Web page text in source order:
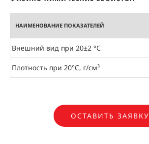
НАИМЕНОВАНИЕ ПОКАЗАТЕЛЕЙ
Внешний вид при 20±2 °С
Плотность при 20°С, г/см³
ОСТАВИТЬ ЗАЯВКУ